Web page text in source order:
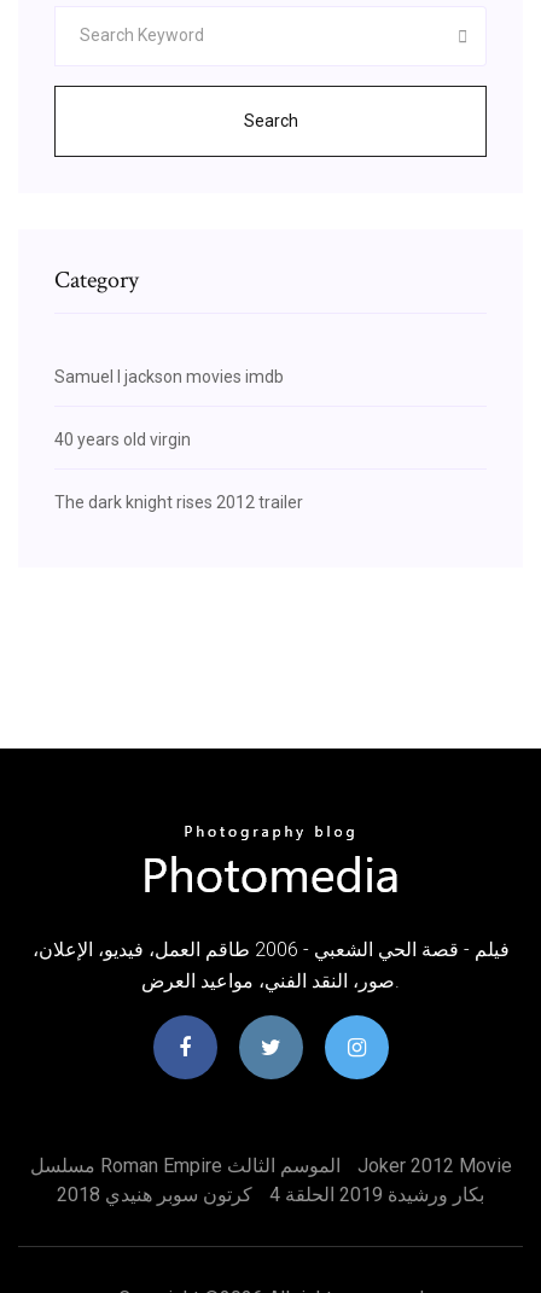
Search
Category
Samuel l jackson movies imdb
40 years old virgin
The dark knight rises 2012 trailer
فيلم - قصة الحي الشعبي - 2006 طاقم العمل، فيديو، الإعلان،
مسلسل Roman Empire الموسم الثالث
Joker 2012 Movie
كرتون سوبر هنيدي 2018
بكار ورشيدة 2019 الحلقة 4